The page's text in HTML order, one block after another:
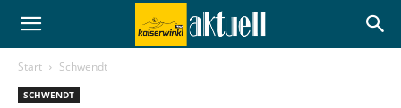
Start Schwendt
SCHWENDT